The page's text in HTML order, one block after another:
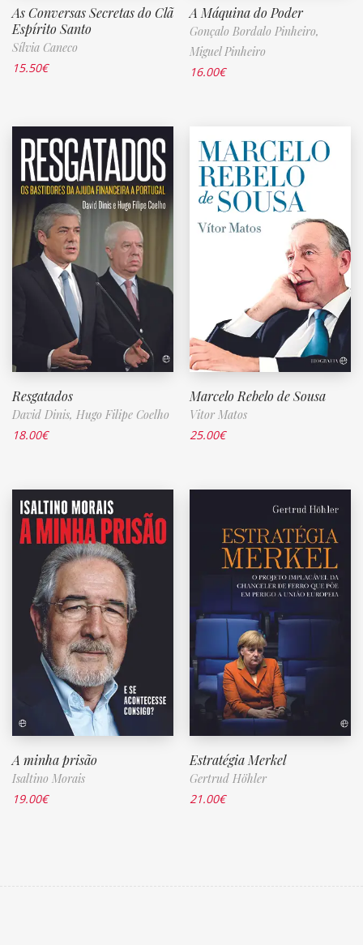
As Conversas Secretas do Clã
Espírito Santo
Sílvia Caneco
15.50€
A Máquina do Poder
Gonçalo Bordalo Pinheiro,
Miguel Pinheiro
16.00€
Resgatados
David Dinis, Hugo Filipe Coelho
18.00€
Marcelo Rebelo de Sousa
Vitor Matos
25.00€
A minha prisão
Isaltino Morais
19.00€
Estratégia Merkel
Gertrud Höhler
21.00€